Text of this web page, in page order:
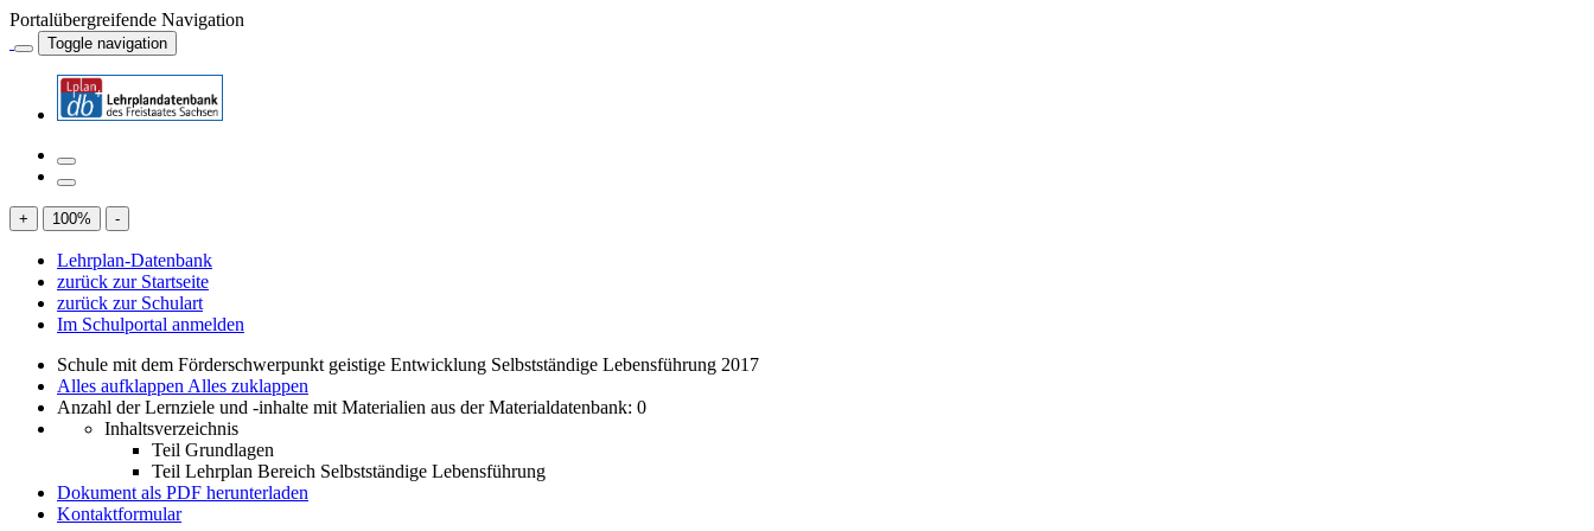
Portalübergreifende Navigation
Toggle navigation
+ 100% -
Lehrplan-Datenbank
zurück zur Startseite
zurück zur Schulart
Im Schulportal anmelden
Schule mit dem Förderschwerpunkt geistige Entwicklung Selbstständige Lebensführung 2017
Alles aufklappen Alles zuklappen
Anzahl der Lernziele und -inhalte mit Materialien aus der Materialdatenbank: 0
Inhaltsverzeichnis
Teil Grundlagen
Teil Lehrplan Bereich Selbstständige Lebensführung
Dokument als PDF herunterladen
Kontaktformular